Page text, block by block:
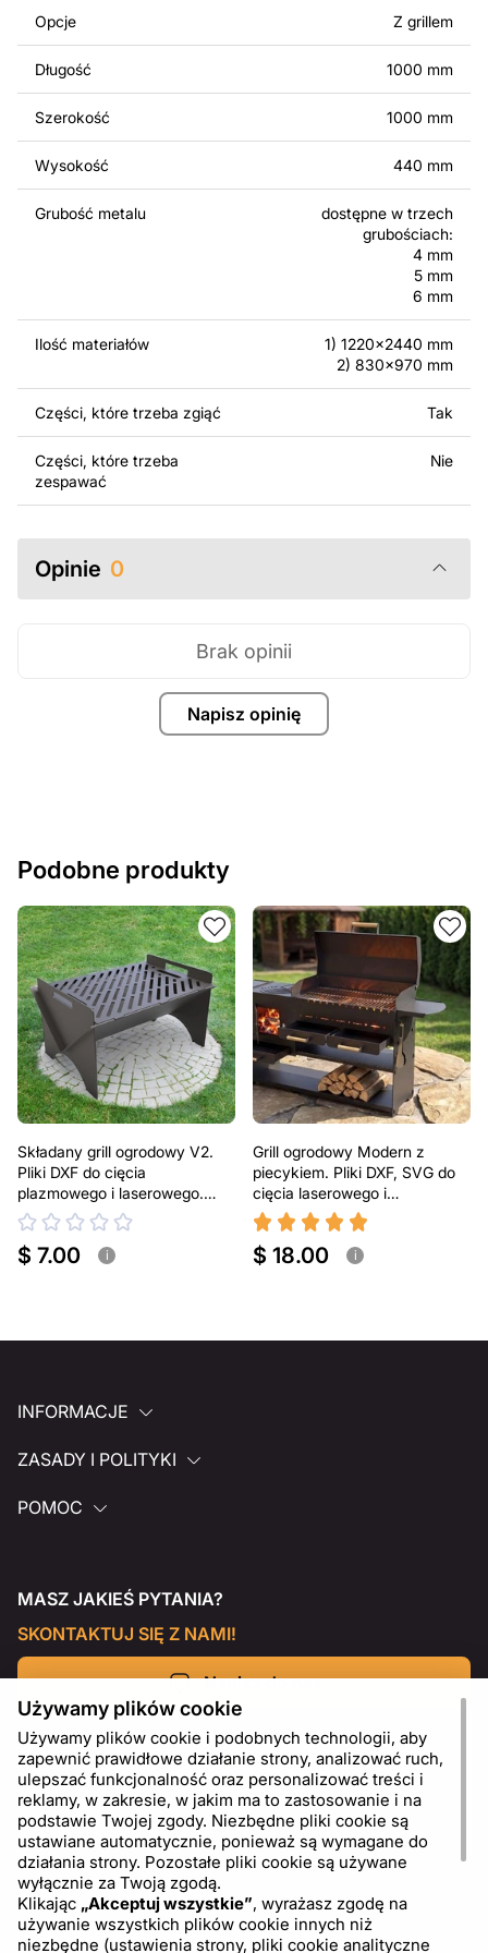
Można używać tych plików do tworzenia gotowych
produktów zarówno do użytku osobistego, jak i
komercyjnego, w tym do sprzedaży produktów
wykonanych na podstawie tych projektów. Należy
jednak pamiętać, że odsprzedaż lub udostępnianie
oryginalnych bądź zmodyfikowanych plików jest
surowo zabronione.
Za dodatkową opłatą możemy dostosować projekt
poprzez dodanie tekstu, obrazów lub logo Twojej firmy
albo wprowadzenie innych modyfikacji według Twoich
potrzeb. Jeśli potrzebujesz indywidualnego projektu
Jeśli masz jakiekolwiek pytania lub potrzebujesz
pomocy, skontaktuj się z nami w dowolnym momencie –
Opcje Z grillem
Długość 1000 mm
Szerokość 1000 mm
Wysokość 440 mm
Grubość metalu
dostępne w trzech
grubościach:
4 mm
5 mm
6 mm
Ilość materiałów
1) 1220x2440 mm
2) 830x970 mm
Części, które trzeba zgiąć Tak
Części, które trzeba
zespawać
Nie
Opinie 0
Napisz opinię
Brak opinii
Podobne produkty
Składany grill ogrodowy V2.
Pliki DXF do cięcia
plazmowego i laserowego.
Przenośny grill BBQ
$ 7.00 i
Grill ogrodowy Modern z
piecykiem. Pliki DXF, SVG do
cięcia laserowego i
plazmowego
$ 18.00 i
INFORMACJE
ZASADY I POLITYKI
POMOC
MASZ JAKIEŚ PYTANIA?
SKONTAKTUJ SIĘ Z NAMI!
Napisz do nas
PL USD - US Dollar ($)
Używamy plików cookie
Używamy plików cookie i podobnych technologii, aby
zapewnić prawidłowe działanie strony, analizować ruch,
ulepszać funkcjonalność oraz personalizować treści i
reklamy, w zakresie, w jakim ma to zastosowanie i na
podstawie Twojej zgody. Niezbędne pliki cookie są
ustawiane automatycznie, ponieważ są wymagane do
działania strony. Pozostałe pliki cookie są używane
wyłącznie za Twoją zgodą.
Klikając „Akceptuj wszystkie”, wyrażasz zgodę na
używanie wszystkich plików cookie innych niż
niezbędne (ustawienia strony, pliki cookie analityczne